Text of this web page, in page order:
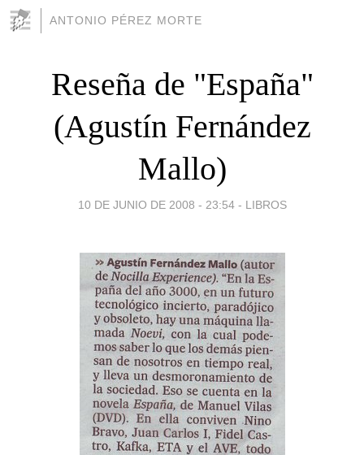
ANTONIO PÉREZ MORTE
Reseña de "España"
(Agustín Fernández
Mallo)
10 DE JUNIO DE 2008 - 23:54 - LIBROS